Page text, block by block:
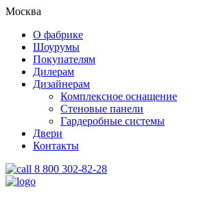
Москва
О фабрике
Шоурумы
Покупателям
Дилерам
Дизайнерам
Комплексное оснащение
Стеновые панели
Гардеробные системы
Двери
Контакты
8 800 302-82-28